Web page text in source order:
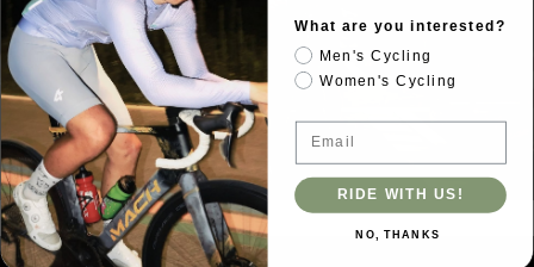
What are you interested?
Men's Cycling
Women's Cycling
Email
RIDE WITH US!
NO, THANKS